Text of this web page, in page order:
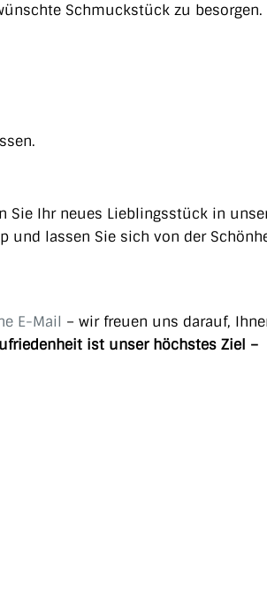
Schmuckstück zu besorgen.
Sie Ihr neues Lieblingsstück in
und lassen Sie sich von der
E-Mail – wir freuen uns darauf,
ist unser höchstes Ziel –